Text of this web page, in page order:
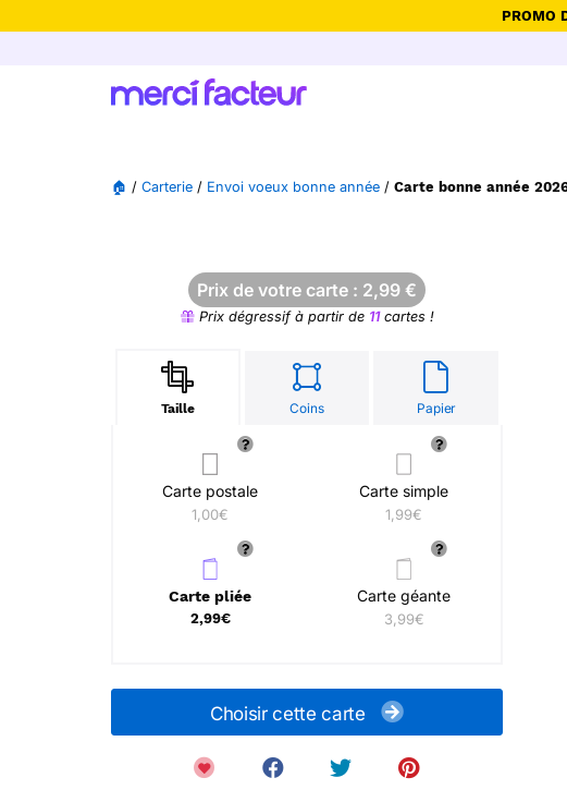
PROMO
🏠 / Carterie / Envoi voeux bonne année / Carte bonne année
Prix de votre carte : 2,99 €
Prix dégressif à partir de 11cartes !
Taille Coins Papier
Carte postale
1,00€
Carte simple
1,99€
Carte pliée
2,99€
Carte géante
3,99€
Choisir cette carte